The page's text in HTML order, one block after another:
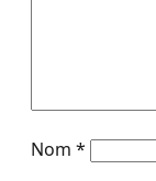
Nom *